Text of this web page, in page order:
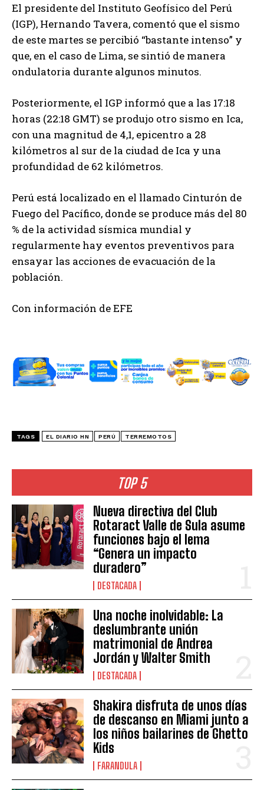
TOP 5
Nueva directiva del Club
Rotaract Valle de Sula asume
funciones bajo el lema
“Genera un impacto
duradero”
DESTACADA
Una noche inolvidable: La
deslumbrante unión
matrimonial de Andrea
Jordán y Walter Smith
DESTACADA
Shakira disfruta de unos días
de descanso en Miami junto a
los niños bailarines de Ghetto
Kids
FARANDULA
El presidente del Instituto Geofísico del Perú
(IGP), Hernando Tavera, comentó que el sismo
de este martes se percibió “bastante intenso” y
que, en el caso de Lima, se sintió de manera
ondulatoria durante algunos minutos.
Posteriormente, el IGP informó que a las 17:18
horas (22:18 GMT) se produjo otro sismo en Ica,
con una magnitud de 4,1, epicentro a 28
kilómetros al sur de la ciudad de Ica y una
profundidad de 62 kilómetros.
Perú está localizado en el llamado Cinturón de
Fuego del Pacífico, donde se produce más del 80
% de la actividad sísmica mundial y
regularmente hay eventos preventivos para
ensayar las acciones de evacuación de la
población.
Con información de EFE
TAGS EL DIARIO HN PERÚ TERREMOTOS